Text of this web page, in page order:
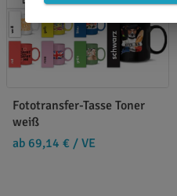
Fototransfer-Tasse Toner
weiß
ab 69,14 € / VE